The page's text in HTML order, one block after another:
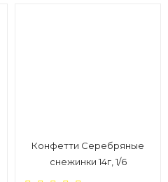
Конфетти Серебряные
снежинки 14г, 1/6